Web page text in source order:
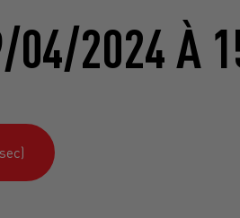
04/2024 À